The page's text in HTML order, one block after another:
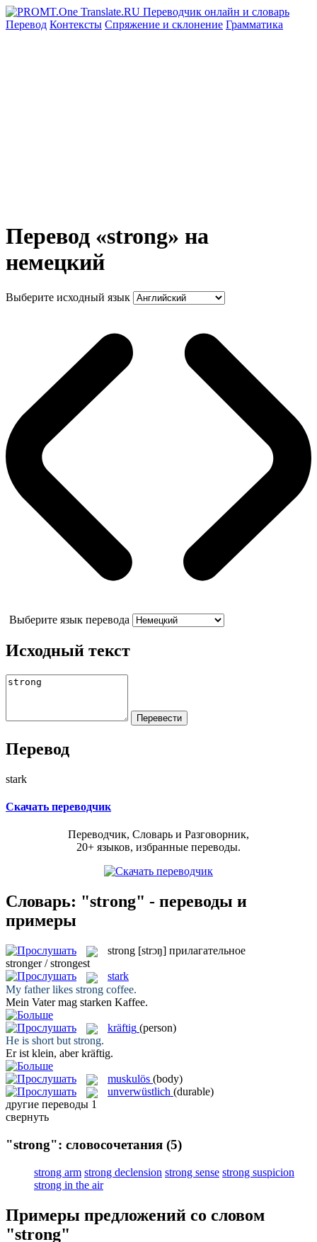
Перевод Контексты Спряжение и склонение Грамматика
Перевод «strong» на
немецкий
Выберите исходный язык
Выберите язык перевода
Исходный текст
Перевод
stark
Скачать переводчик
Переводчик, Словарь и Разговорник,
20+ языков, избранные переводы.
Словарь: "strong" - переводы и
примеры
strong [strɔŋ] прилагательное
stronger / strongest
stark
My father likes strong coffee.
Mein Vater mag starken Kaffee.
kräftig (person)
He is short but strong.
Er ist klein, aberkräftig.
muskulös (body)
unverwüstlich (durable)
другие переводы 1
свернуть
"strong": словосочетания (5)
strong arm strong declension strong sense strong suspicion
strong in the air
Примеры предложений со словом
"strong"